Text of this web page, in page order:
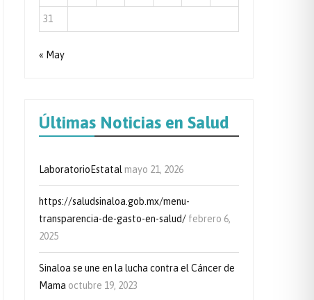
31
« May
Últimas Noticias en Salud
LaboratorioEstatal mayo 21, 2026
https://saludsinaloa.gob.mx/menu-
transparencia-de-gasto-en-salud/ febrero 6,
2025
Sinaloa se une en la lucha contra el Cáncer de
Mama octubre 19, 2023